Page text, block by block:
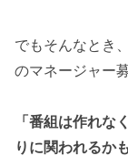
でもそんなとき
のマネージャー募
「番組は作れな
りに関われるか